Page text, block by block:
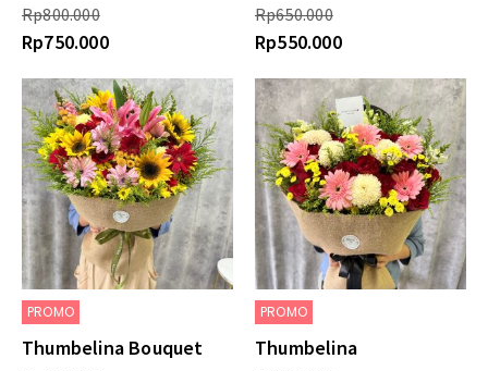
Rp800.000
Rp750.000
Rp650.000
Rp550.000
PROMO
Thumbelina Bouquet
PROMO
Thumbelina